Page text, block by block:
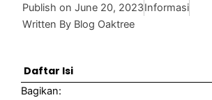
Publish on June 20, 2023Informasi
Written By Blog Oaktree
Daftar Isi
Bagikan: